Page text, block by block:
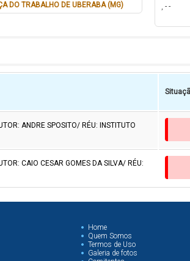
DO TRABALHO DE UBERABA (MG) , - -
ANDRE SPOSITO/ RÉU: INSTITUTO
CAIO CESAR GOMES DA SILVA/ RÉU:
Home
Quem Somos
Termos de Uso
Galeria de fotos